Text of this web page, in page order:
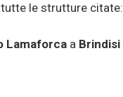
le strutture citate:
Lamaforca a Brindisi